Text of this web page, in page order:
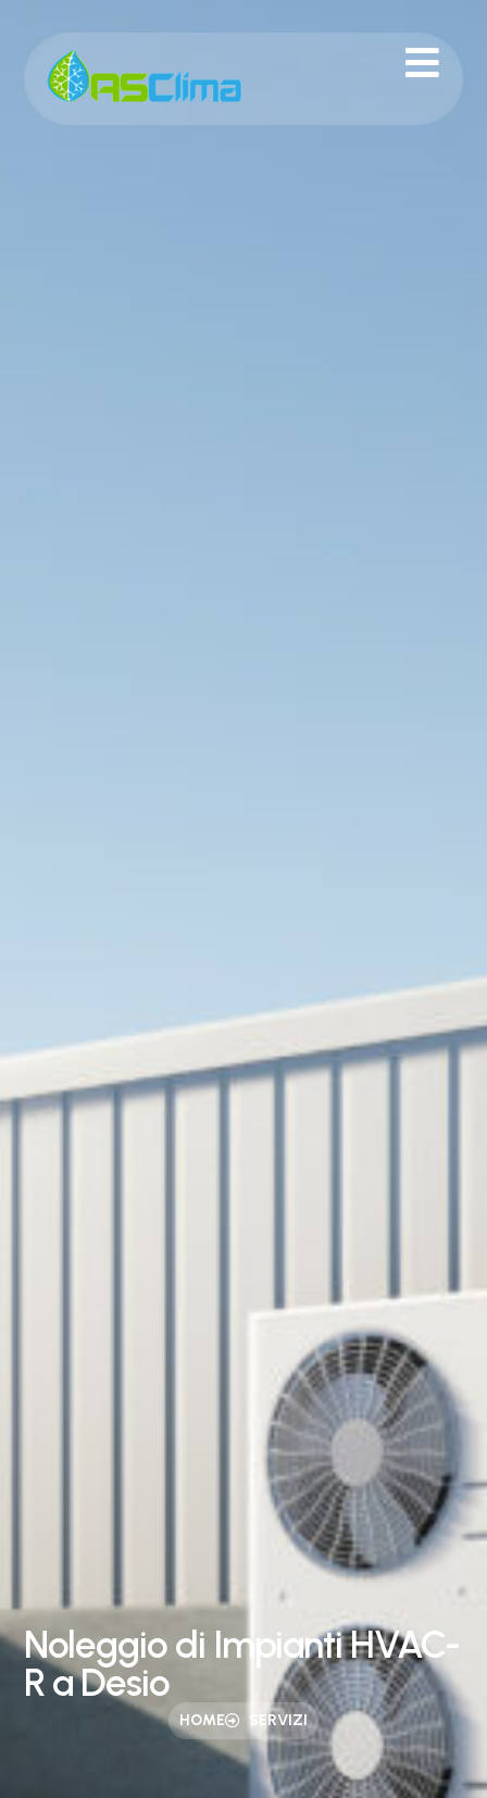
Noleggio di Impianti HVAC-
R a Desio
HOME SERVIZI